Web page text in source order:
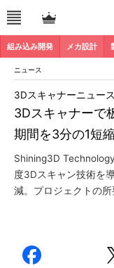
組み込み開発 メカ設計
ニュース
3Dスキャナーで
期間を3分の1短
3Dスキャナーニュース
Shining3D
度3Dスキャン技術を
減。プロジェクトの所